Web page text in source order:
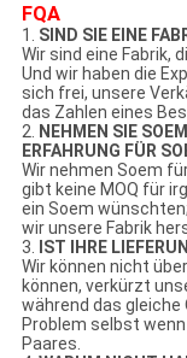
FQA
1. SIND SIE EINE
Wir sind eine Fabrik,
Und wir haben die
sich frei, unsere
das Zahlen eines
2.
NEHMEN SIE
ERFAHRUNG FÜR
Wir nehmen Soem
gibt keine MOQ für
ein Soem
wir unsere Fabrik
3.
IST IHRE
Wir können nicht
können, verkürzt
während das gleiche
Problem selbst
Paares.